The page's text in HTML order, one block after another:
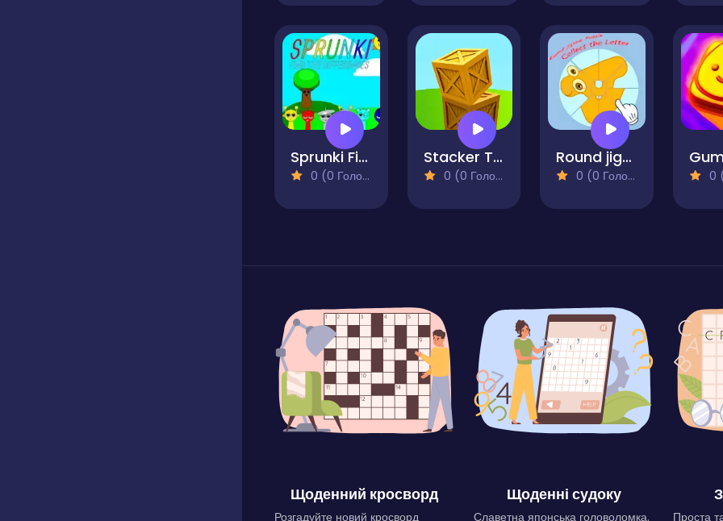
Sprunki Find The Differences
0 (0 Голосів)
Stacker Tower Boxes of Balance
0 (0 Голосів)
Round jigsaw Puzzle - Collect the Letter
0 (0 Голосів) 0
Щоденний кросворд
Розгадуйте новий кросворд
Щоденні судоку
Славетна японська головоломка. Проста